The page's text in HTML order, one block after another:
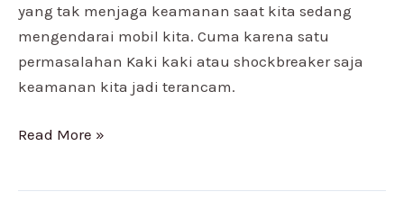
yang tak menjaga keamanan saat kita sedang
mengendarai mobil kita. Cuma karena satu
permasalahan Kaki kaki atau shockbreaker saja
keamanan kita jadi terancam.
Read More »